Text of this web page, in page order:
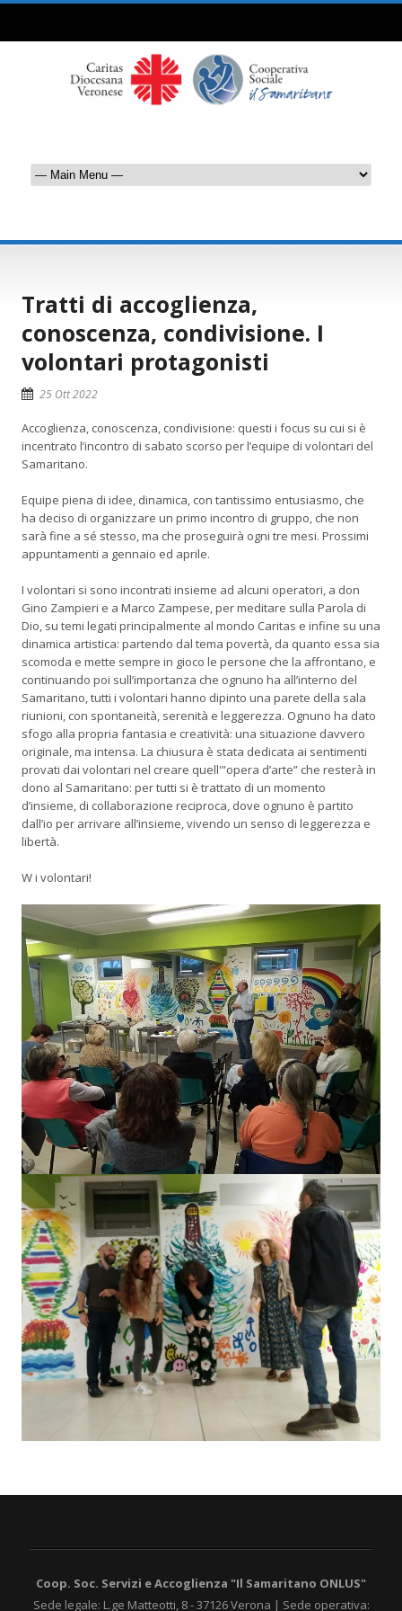
Tratti di accoglienza,
conoscenza, condivisione. I
volontari protagonisti
25 Ott 2022
Accoglienza, conoscenza, condivisione: questi i focus su cui si è
incentrato l’incontro di sabato scorso per l’equipe di volontari del
Samaritano.
Equipe piena di idee, dinamica, con tantissimo entusiasmo, che
ha deciso di organizzare un primo incontro di gruppo, che non
sarà fine a sé stesso, ma che proseguirà ogni tre mesi. Prossimi
appuntamenti a gennaio ed aprile.
I volontari si sono incontrati insieme ad alcuni operatori, a don
Gino Zampieri e a Marco Zampese, per meditare sulla Parola di
Dio, su temi legati principalmente al mondo Caritas e infine su una
dinamica artistica: partendo dal tema povertà, da quanto essa sia
scomoda e mette sempre in gioco le persone che la affrontano, e
continuando poi sull’importanza che ognuno ha all’interno del
Samaritano, tutti i volontari hanno dipinto una parete della sala
riunioni, con spontaneità, serenità e leggerezza. Ognuno ha dato
sfogo alla propria fantasia e creatività: una situazione davvero
originale, ma intensa. La chiusura è stata dedicata ai sentimenti
provati dai volontari nel creare quell'”opera d’arte” che resterà in
dono al Samaritano: per tutti si è trattato di un momento
d’insieme, di collaborazione reciproca, dove ognuno è partito
dall’io per arrivare all’insieme, vivendo un senso di leggerezza e
libertà.
W i volontari!
Coop. Soc. Servizi e Accoglienza "Il Samaritano ONLUS"
Sede legale: L.ge Matteotti, 8 - 37126 Verona | Sede operativa: